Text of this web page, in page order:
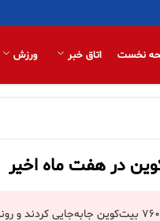
نخست اتاق خبر ورزش
در هفت ماه اخیر